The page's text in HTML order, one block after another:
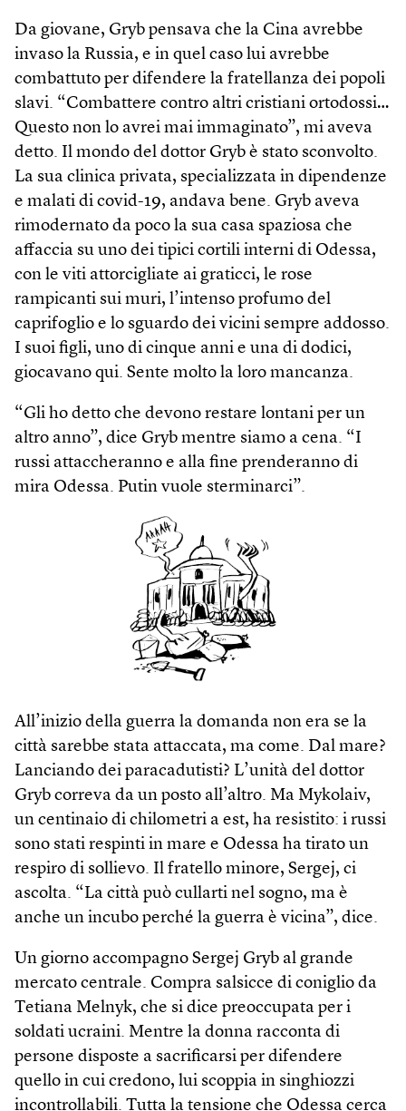
Da giovane, Gryb pensava che la Cina avrebbe
invaso la Russia, e in quel caso lui avrebbe
combattuto per difendere la fratellanza dei popoli
slavi. “Combattere contro altri cristiani ortodossi…
Questo non lo avrei mai immaginato”, mi aveva
detto. Il mondo del dottor Gryb è stato sconvolto.
La sua clinica privata, specializzata in dipendenze
e malati di covid-19, andava bene. Gryb aveva
rimodernato da poco la sua casa spaziosa che
affaccia su uno dei tipici cortili interni di Odessa,
con le viti attorcigliate ai graticci, le rose
rampicanti sui muri, l’intenso profumo del
caprifoglio e lo sguardo dei vicini sempre addosso.
I suoi figli, uno di cinque anni e una di dodici,
giocavano qui. Sente molto la loro mancanza.
“Gli ho detto che devono restare lontani per un
altro anno”, dice Gryb mentre siamo a cena. “I
russi attaccheranno e alla fine prenderanno di
mira Odessa. Putin vuole sterminarci”.
All’inizio della guerra la domanda non era se la
città sarebbe stata attaccata, ma come. Dal mare?
Lanciando dei paracadutisti? L’unità del dottor
Gryb correva da un posto all’altro. Ma Mykolaiv,
un centinaio di chilometri a est, ha resistito: i russi
sono stati respinti in mare e Odessa ha tirato un
respiro di sollievo. Il fratello minore, Sergej, ci
ascolta. “La città può cullarti nel sogno, ma è
anche un incubo perché la guerra è vicina”, dice.
Un giorno accompagno Sergej Gryb al grande
mercato centrale. Compra salsicce di coniglio da
Tetiana Melnyk, che si dice preoccupata per i
soldati ucraini. Mentre la donna racconta di
persone disposte a sacrificarsi per difendere
quello in cui credono, lui scoppia in singhiozzi
incontrollabili. Tutta la tensione che Odessa cerca